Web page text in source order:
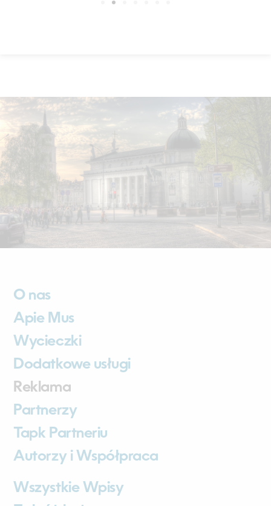
O nas
Apie Mus
Wycieczki
Dodatkowe usługi
Reklama
Partnerzy
Tapk Partneriu
Autorzy i Współpraca
Wszystkie Wpisy